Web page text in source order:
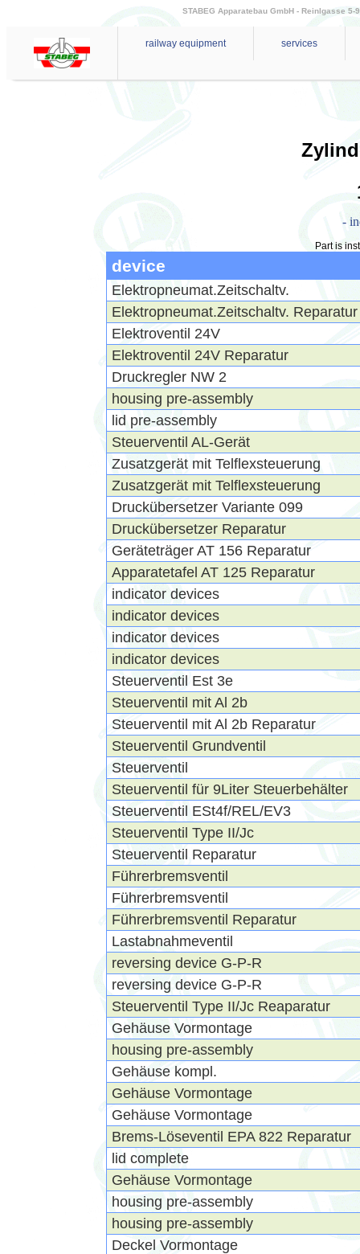
STABEG Apparatebau GmbH - Reinlgasse 5-
railway equipment services
-
Part is
device
Elektropneumat.Zeitschaltv.
Elektropneumat.Zeitschaltv. Reparatur
Elektroventil 24V
Elektroventil 24V Reparatur
Druckregler NW 2
housing pre-assembly
lid pre-assembly
Steuerventil AL-Gerät
Zusatzgerät mit Telflexsteuerung
Zusatzgerät mit Telflexsteuerung
Druckübersetzer Variante 099
Druckübersetzer Reparatur
Geräteträger AT 156 Reparatur
Apparatetafel AT 125 Reparatur
indicator devices
indicator devices
indicator devices
indicator devices
Steuerventil Est 3e
Steuerventil mit Al 2b
Steuerventil mit Al 2b Reparatur
Steuerventil Grundventil
Steuerventil
Steuerventil für 9Liter Steuerbehälter
Steuerventil ESt4f/REL/EV3
Steuerventil Type II/Jc
Steuerventil Reparatur
Führerbremsventil
Führerbremsventil
Führerbremsventil Reparatur
Lastabnahmeventil
reversing device G-P-R
reversing device G-P-R
Steuerventil Type II/Jc Reaparatur
Gehäuse Vormontage
housing pre-assembly
Gehäuse kompl.
Gehäuse Vormontage
Gehäuse Vormontage
Brems-Löseventil EPA 822 Reparatur
lid complete
Gehäuse Vormontage
housing pre-assembly
housing pre-assembly
Deckel Vormontage